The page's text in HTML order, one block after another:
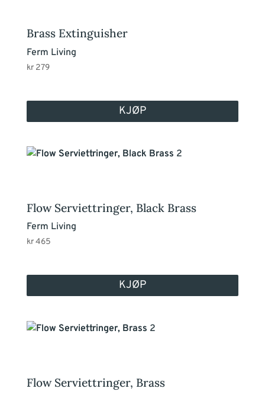
Brass Extinguisher
Ferm Living
kr279
KJØP
Flow Serviettringer, Black Brass
Ferm Living
kr465
KJØP
Flow Serviettringer, Brass